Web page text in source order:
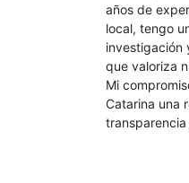
años de
local, tengo
investigación
que valoriza
Mi
Catarina una